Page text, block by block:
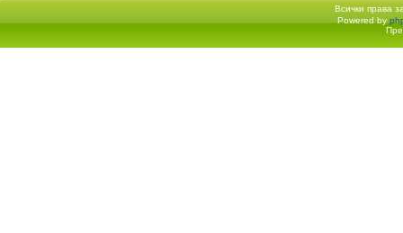
Всички права
Начало форум Powered by